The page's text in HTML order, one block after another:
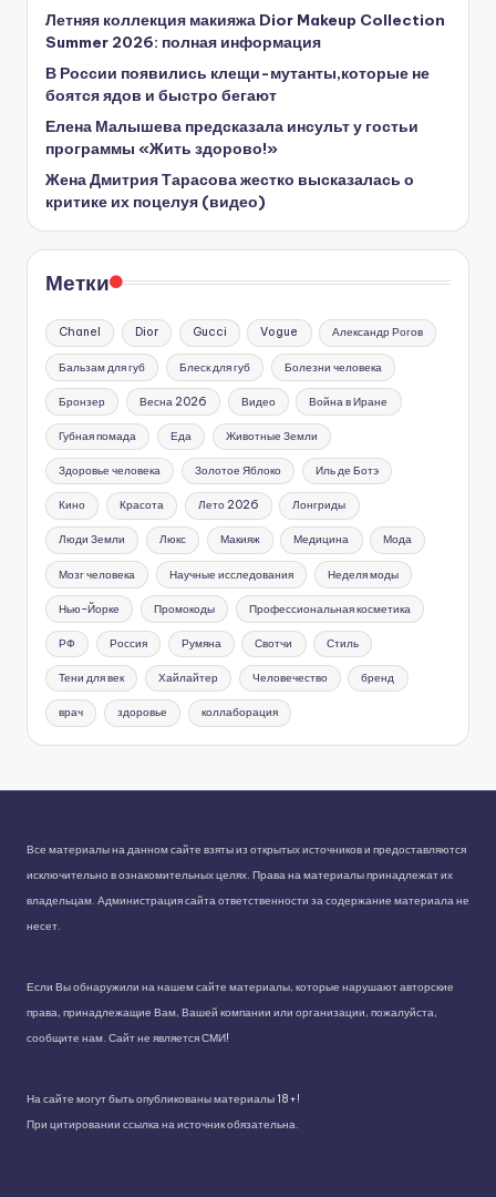
Летняя коллекция макияжа Dior Makeup Collection
Summer 2026: полная информация
В России появились клещи-мутанты,которые не
боятся ядов и быстро бегают
Елена Малышева предсказала инсульт у гостьи
программы «Жить здорово!»
Жена Дмитрия Тарасова жестко высказалась о
критике их поцелуя (видео)
Метки
Chanel Dior Gucci Vogue Александр Рогов
Бальзам для губ Блеск для губ Болезни человека
Бронзер Весна 2026 Видео Война в Иране
Губная помада Еда Животные Земли
Здоровье человека Золотое Яблоко Иль де Ботэ
Кино Красота Лето 2026 Лонгриды
Люди Земли Люкс Макияж Медицина Мода
Мозг человека Научные исследования Неделя моды
Нью-Йорке Промокоды Профессиональная косметика
РФ Россия Румяна Свотчи Стиль
Тени для век Хайлайтер Человечество бренд
врач здоровье коллаборация
Все материалы на данном сайте взяты из открытых источников и предоставляются
исключительно в ознакомительных целях. Права на материалы принадлежат их
владельцам. Администрация сайта ответственности за содержание материала не
несет.
Если Вы обнаружили на нашем сайте материалы, которые нарушают авторские
права, принадлежащие Вам, Вашей компании или организации, пожалуйста,
сообщите нам. Сайт не является СМИ!
На сайте могут быть опубликованы материалы 18+!
При цитировании ссылка на источник обязательна.